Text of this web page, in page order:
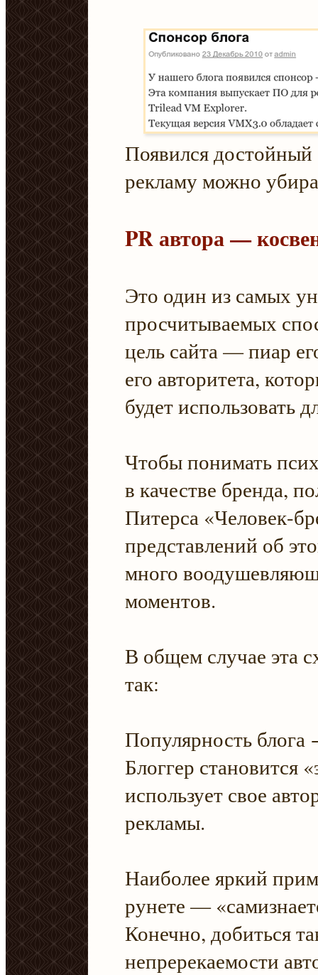
Появился
рекламу можно
PR автора —
Это один из самых
просчитываемых
цель сайта — пиар
его авторитета,
будет использовать
Чтобы понимать
в качестве бренда,
Питерса «Человек-
представлений об
много
моментов.
В общем случае эта
так:
Популярность
Блоггер становится
использует свое
рекламы.
Наиболее яркий
рунете —
Конечно, добиться
непререкаемости